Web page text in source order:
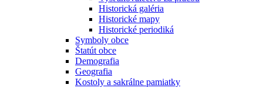
Historická galéria
Historické mapy
Historické periodiká
Symboly obce
Štatút obce
Demografia
Geografia
Kostoly a sakrálne pamiatky